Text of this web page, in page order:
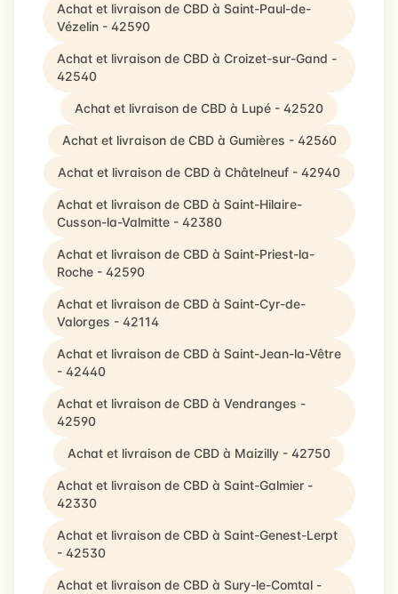
Achat et livraison de CBD à Saint-Paul-de-
Vézelin - 42590
Achat et livraison de CBD à Croizet-sur-Gand -
42540
Achat et livraison de CBD à Lupé - 42520
Achat et livraison de CBD à Gumières - 42560
Achat et livraison de CBD à Châtelneuf - 42940
Achat et livraison de CBD à Saint-Hilaire-
Cusson-la-Valmitte - 42380
Achat et livraison de CBD à Saint-Priest-la-
Roche - 42590
Achat et livraison de CBD à Saint-Cyr-de-
Valorges - 42114
Achat et livraison de CBD à Saint-Jean-la-Vêtre
- 42440
Achat et livraison de CBD à Vendranges -
42590
Achat et livraison de CBD à Maizilly - 42750
Achat et livraison de CBD à Saint-Galmier -
42330
Achat et livraison de CBD à Saint-Genest-Lerpt
- 42530
Achat et livraison de CBD à Sury-le-Comtal -